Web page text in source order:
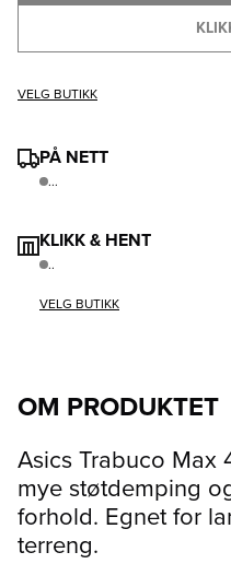
VELG BUTIKK
PÅ NETT
...
KLIKK & HENT
..
VELG BUTIKK
OM PRODUKTET
Asics Trabuco Max
mye støtdemping
forhold. Egnet for
terreng.